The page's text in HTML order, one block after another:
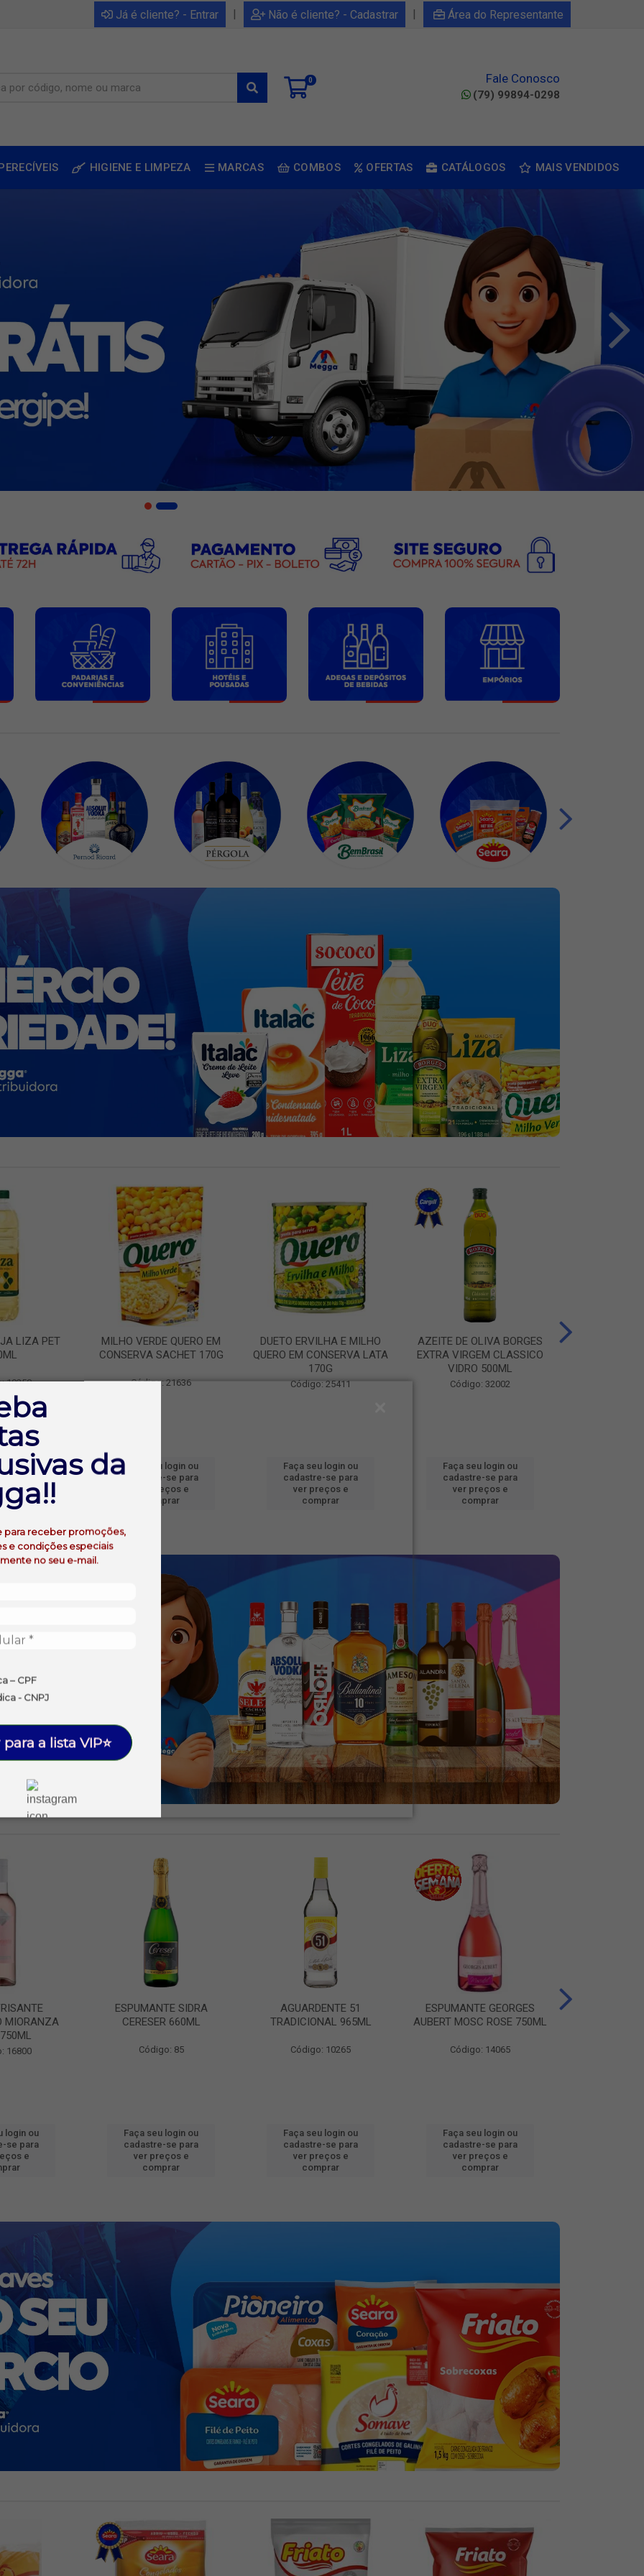
da
para receber promoções,
e condições especiais
no seu e-mail.
– CPF
- CNPJ
a lista VIP⭐
Já é cliente? - Entrar | Não é cliente? - Cadastrar | Área do Representante
0 Fale Conosco
(79) 99894-0298
HIGIENE E LIMPEZA MARCAS COMBOS OFERTAS CATÁLOGOS MAIS VENDIDOS
LIZA PET
19250
login ou
se para
e
MILHO VERDE QUERO EM
CONSERVA SACHET 170G
Código: 21636
Faça seu login ou
cadastre-se para
ver preços e
comprar
DUETO ERVILHA E MILHO
QUERO EM CONSERVA LATA
170G
Código: 25411
Faça seu login ou
cadastre-se para
ver preços e
comprar
AZEITE DE OLIVA BORGES
EXTRA VIRGEM CLASSICO
VIDRO 500ML
Código: 32002
Faça seu login ou
cadastre-se para
ver preços e
comprar
MIORANZA
16800
login ou
se para
e
ESPUMANTE SIDRA
CERESER 660ML
Código: 85
Faça seu login ou
cadastre-se para
ver preços e
comprar
AGUARDENTE 51
TRADICIONAL 965ML
Código: 10265
Faça seu login ou
cadastre-se para
ver preços e
comprar
ESPUMANTE GEORGES
AUBERT MOSC ROSE 750ML
Código: 14065
Faça seu login ou
cadastre-se para
ver preços e
comprar